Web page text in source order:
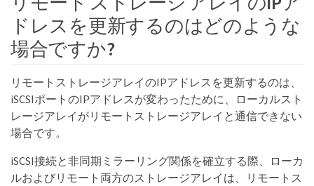
ドレスを更新するのはどのような
場合ですか?
リモートストレージアレイのIPアドレスを更新するのは、
iSCSIポートのIPアドレスが変わったために、ローカルスト
レージアレイがリモートストレージアレイと通信できない
場合です。
iSCSI接続と非同期ミラーリング関係を確立する際、ローカ
ルおよびリモート両方のストレージアレイは、リモートス